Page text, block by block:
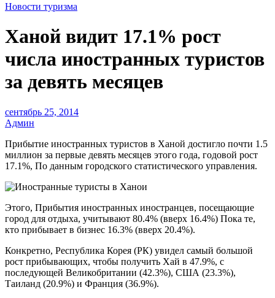
Новости туризма
Ханой видит 17.1% рост
числа иностранных туристов
за девять месяцев
сентябрь 25, 2014
Админ
Прибытие иностранных туристов в Ханой достигло почти 1.5
миллион за первые девять месяцев этого года, годовой рост
17.1%, По данным городского статистического управления.
Этого, Прибытия иностранных иностранцев, посещающие
город для отдыха, учитывают 80.4% (вверх 16.4%) Пока те,
кто прибывает в бизнес 16.3% (вверх 20.4%).
Конкретно, Республика Корея (РК) увидел самый большой
рост прибывающих, чтобы получить Хай в 47.9%, с
последующей Великобритании (42.3%), США (23.3%),
Таиланд (20.9%) и Франция (36.9%).